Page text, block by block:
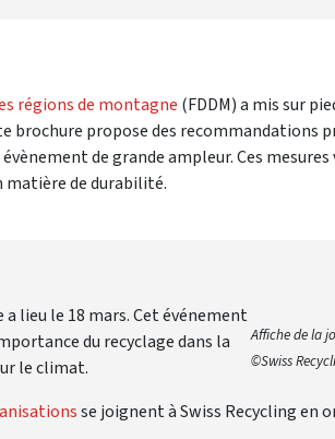
régions de montagne (FDDM) a mis sur
brochure propose des recommandations
de grande ampleur. Ces mesures
matière de durabilité.
Affiche de la
©Swiss
lieu le 18 mars. Cet événement
du recyclage dans la
le climat.
se joignent à Swiss Recycling en